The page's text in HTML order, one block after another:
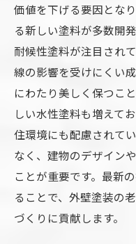
価値を下げる要因とな
る新しい塗料が多数開
耐候性塗料が注目され
線の影響を受けにくい
にわたり美しく保つこ
しい水性塗料も増えて
住環境にも配慮されて
なく、建物のデザイン
ことが重要です。最新
ることで、外壁塗装の
づくりに貢献します。